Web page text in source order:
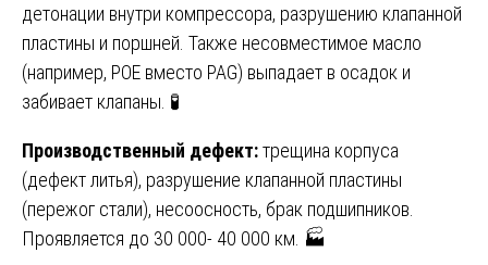
детонации внутри компрессора, разрушению клапанной
пластины и поршней. Также несовместимое масло
(например, POE вместо PAG) выпадает в осадок и
забивает клапаны. 🧪
Производственный дефект:трещина корпуса
(дефект литья), разрушение клапанной пластины
(пережог стали), несоосность, брак подшипников.
Проявляется до 30 000- 40 000 км. 🏭